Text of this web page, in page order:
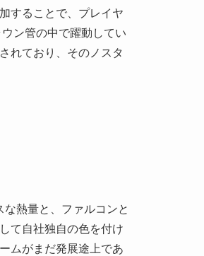
することで、プレイヤ
ン管の中で躍動してい
れており、そのノスタ
熱量と、ファルコンと
て自社独自の色を付け
ムがまだ発展途上であ